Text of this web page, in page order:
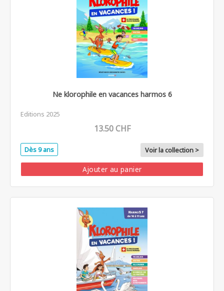
Ne klorophile en vacances harmos 6
Editions 2025
13.50 CHF
Dès 9 ans Voir la collection >
Ajouter au panier